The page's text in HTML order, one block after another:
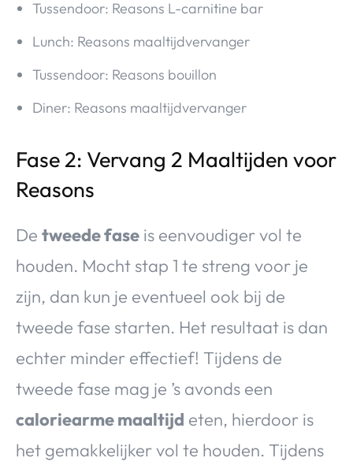
Tussendoor: Reasons L-carnitine bar
Lunch: Reasons maaltijdvervanger
Tussendoor: Reasons bouillon
Diner: Reasons maaltijdvervanger
Fase 2: Vervang 2 Maaltijden voor
Reasons
De tweede fase is eenvoudiger vol te
houden. Mocht stap 1 te streng voor je
zijn, dan kun je eventueel ook bij de
tweede fase starten. Het resultaat is dan
echter minder effectief! Tijdens de
tweede fase mag je ’s avonds een
caloriearme maaltijd eten, hierdoor is
het gemakkelijker vol te houden. Tijdens